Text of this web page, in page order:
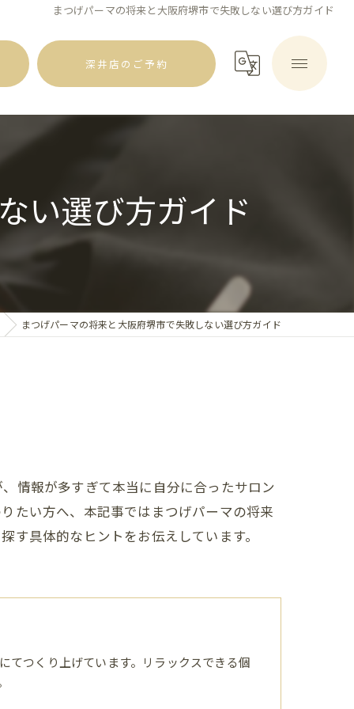
まつげパーマの将来と大阪府堺市で失敗しない選び方ガイド
深井店のご予約
い選び方ガイド
まつげパーマの将来と大阪府堺市で失敗しない選び方ガイド
情報が多すぎて本当に自分に合ったサロン
たい方へ、本記事ではまつげパーマの将来
具体的なヒントをお伝えしています。
てつくり上げています。リラックスできる個